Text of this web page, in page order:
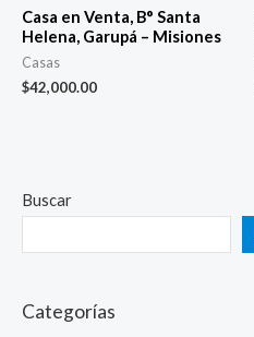
Buscar
Categorías
Casa en Venta, B° Santa
Helena, Garupá – Misiones
Casas
$42,000.00